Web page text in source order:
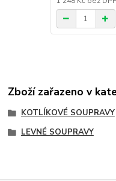
Zboží zařazeno v
KOTLÍKOVÉ SOUPRAVY
LEVNÉ SOUPRAVY